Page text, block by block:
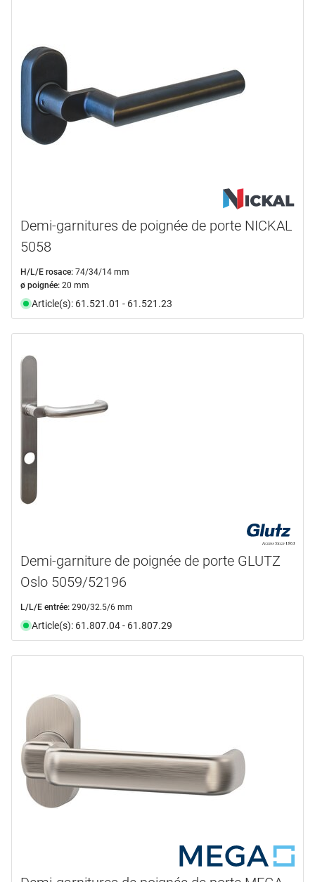
Demi-garnitures de poignée de porte NICKAL
5058
H/L/E rosace: 74/34/14 mm
ø poignée: 20 mm
Article(s): 61.521.01 - 61.521.23
Demi-garniture de poignée de porte GLUTZ
Oslo 5059/52196
L/L/E entrée: 290/32.5/6 mm
Article(s): 61.807.04 - 61.807.29